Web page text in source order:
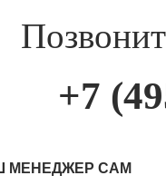
+7
МЕНЕДЖЕР САМ